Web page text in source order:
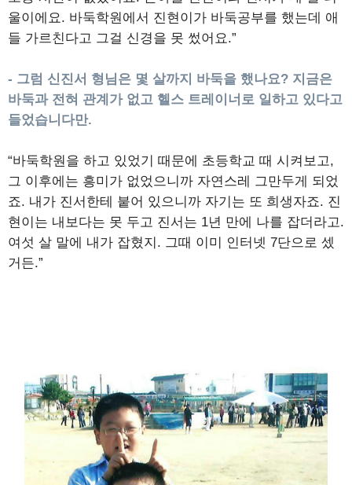
울이에요. 바둑학원에서 진현이가 바둑공부를 했는데 애
들 가르친다고 그걸 신경을 못 썼어요.”
- 그럼 신진서 형님은 몇 살까지 바둑을 했나요? 지금은
바둑과 전혀 관계가 없고 헬스 트레이너로 일하고 있다고
들었습니다만.
“바둑학원을 하고 있었기 때문에 초등학교 때 시켜보고,
그 이후에는 흥미가 없었으니까 자연스레 그만두게 되었
죠. 내가 진서한테 붙어 있으니까 자기는 또 희생자죠. 진
현이는 내보다는 못 두고 진서는 1년 만에 나를 잡더라고.
여섯 살 말에 내가 잡혔지. 그때 이미 인터넷 7단으로 셌
거든.”